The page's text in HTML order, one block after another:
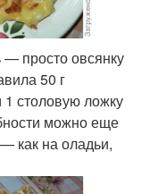
просто овсянку
50 г
1 столовую ложку
можно еще
как на оладьи,